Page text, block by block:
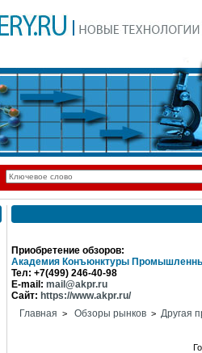
Приобретение обзоров:
Академия Конъюнктуры
Тел: +7(499) 246-40-98
E-mail: mail@akpr.ru
Сайт: https://www.akpr.ru/
Главная > Обзоры рынков > Другая